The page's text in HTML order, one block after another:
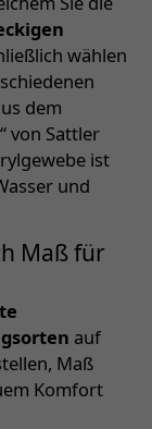
wählen
dem
von Sattler
ist
und
Maß für
auf
Maß
Komfort